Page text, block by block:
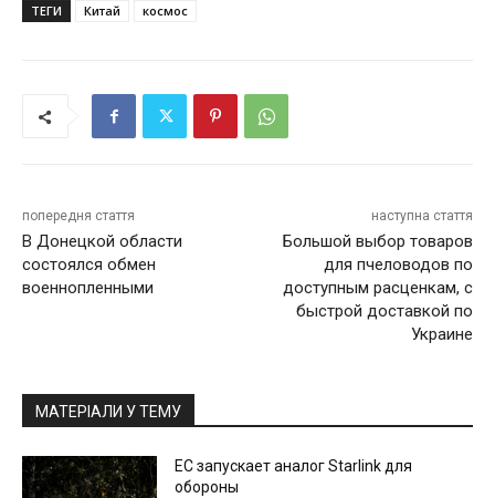
ТЕГИ Китай космос
попередня стаття
В Донецкой области
состоялся обмен
военнопленными
наступна стаття
Большой выбор товаров
для пчеловодов по
доступным расценкам, с
быстрой доставкой по
Украине
МАТЕРІАЛИ У ТЕМУ
ЕС запускает аналог Starlink для
обороны